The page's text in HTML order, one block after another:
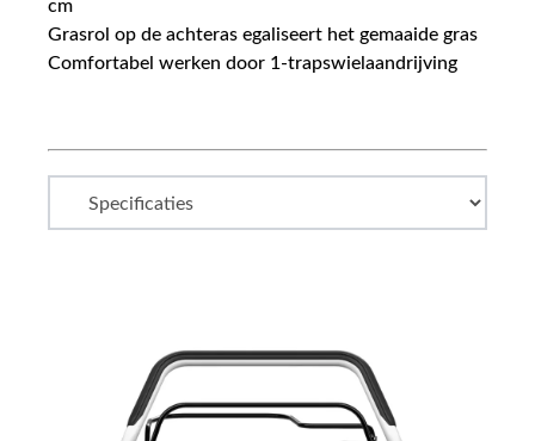
cm
Grasrol op de achteras egaliseert het gemaaide gras
Comfortabel werken door 1-trapswielaandrijving